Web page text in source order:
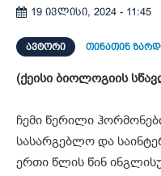
19 ივლისი, 2024 - 11:45
ᲐᲕᲢᲝᲠᲘ თინათინ
(ქეისი ბიოლოგიის
ჩემი წერილი
სასარგებლო და
ერთი წლის წინ